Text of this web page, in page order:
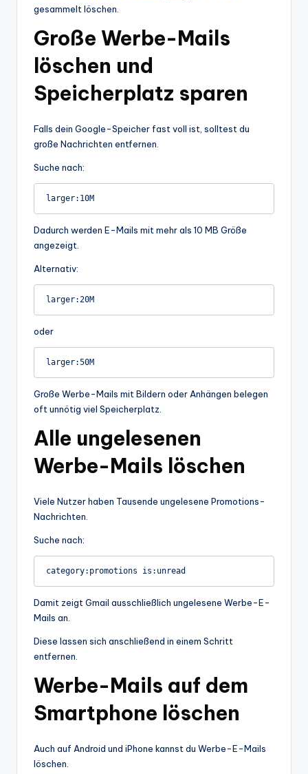
gesammelt löschen.
Große Werbe-Mails
löschen und
Speicherplatz sparen
Falls dein Google-Speicher fast voll ist, solltest du
große Nachrichten entfernen.
Suche nach:
Dadurch werden E-Mails mit mehr als 10 MB Größe
angezeigt.
Alternativ:
oder
Große Werbe-Mails mit Bildern oder Anhängen belegen
oft unnötig viel Speicherplatz.
Alle ungelesenen
Werbe-Mails löschen
Viele Nutzer haben Tausende ungelesene Promotions-
Nachrichten.
Suche nach:
Damit zeigt Gmail ausschließlich ungelesene Werbe-E-
Mails an.
Diese lassen sich anschließend in einem Schritt
entfernen.
Werbe-Mails auf dem
Smartphone löschen
Auch auf Android und iPhone kannst du Werbe-E-Mails
löschen.